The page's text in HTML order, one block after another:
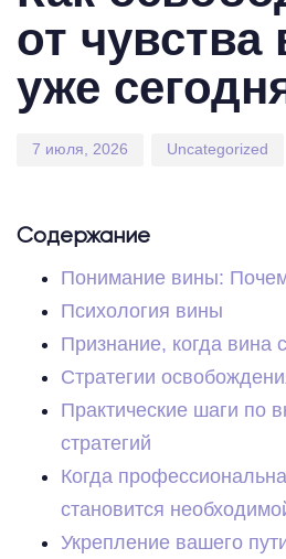
от
уже
7 июля, 2026 Uncategorized
Содержание
Понимание вины:
Психология вины
Признание, когда вина
Стратегии
Практические шаги по
стратегий
Когда
становится
Укрепление вашего